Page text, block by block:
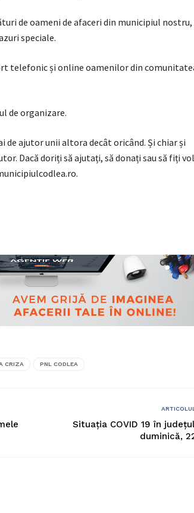
de oameni de afaceri din municipiul nostru,
speciale.
telefonic și online oamenilor din
de organizare.
de ajutor unii altora decât oricând. Și chiar și
Dacă doriți să ajutați, să donați sau să fiți
a.ro.
CRIZA PNL CODLEA
Situația COVID 19 în
duminică,